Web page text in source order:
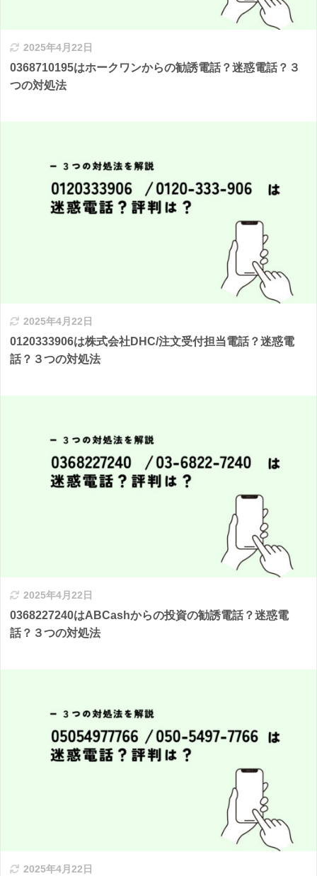
2025年4月22日
0368710195はホークワンからの勧誘電話？迷惑電話？３
つの対処法
2025年4月22日
0120333906は株式会社DHC/注文受付担当電話？迷惑電
話？３つの対処法
2025年4月22日
0368227240はABCashからの投資の勧誘電話？迷惑電
話？３つの対処法
2025年4月22日